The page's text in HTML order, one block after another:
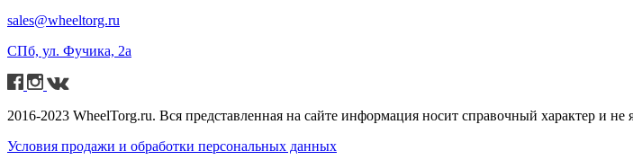
sales@wheeltorg.ru
СПб, ул. Фучика, 2а
2016-2023 WheelTorg.ru. Вся представленная на сайте информация носит справочный характер и не
Условия продажи и обработки персональных данных